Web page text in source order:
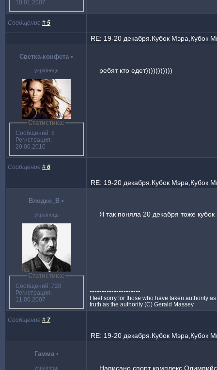
10.01.2007
Сообщение # 5
RE: 19-20 декабря.Кубок Мэра,Кубок
Светка-конфета •
українець
Статистика:
Сообщений: 8
Регистрация:
20.06.2010
ребят кто едет)))))))))))
Сообщение # 6
RE: 19-20 декабря.Кубок Мэра,Кубок
Влодко_В •
українець
Статистика:
Сообщений: 728
Регистрация:
11.05.2007
Я так поняла 20 декабря тоже
---------------------
I feel sorry for those who have taken authority
truth as the authority (C) Gerald Massey
Сообщение # 7
RE: 19-20 декабря.Кубок Мэра,Кубок
Гамма •
українець
Написано,спорт комплекс